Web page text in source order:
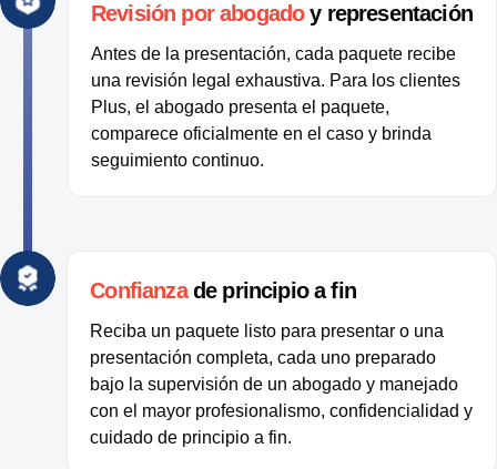
Revisión por abogadoy representación
Antes de la presentación, cada paquete recibe
una revisión legal exhaustiva. Para los clientes
Plus, el abogado presenta el paquete,
comparece oficialmente en el caso y brinda
seguimiento continuo.
Confianzade principio a fin
Reciba un paquete listo para presentar o una
presentación completa, cada uno preparado
bajo la supervisión de un abogado y manejado
con el mayor profesionalismo, confidencialidad y
cuidado de principio a fin.